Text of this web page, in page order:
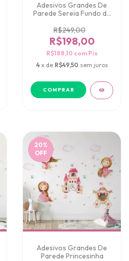
Adesivos Grandes De
Parede Sereia Fundo do
R$249,00
R$198,00
R$188,10 com Pix
4 x de R$49,50 sem juros
20%
OFF
Adesivos Grandes De
Parede Princesinha